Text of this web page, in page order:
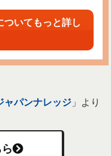
いてもっと詳し
ャパンナレッジ 」より